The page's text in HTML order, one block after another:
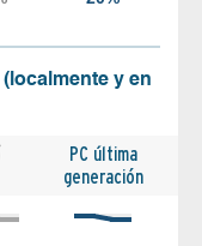
y en
PC última
generación